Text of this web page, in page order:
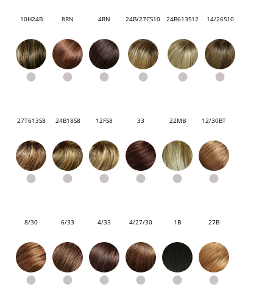
10H24B 8RN 4RN 24B/27CS10 24B613S12 14/26S10
27T613S8 24B18S8 12FS8 33 22MB 12/30BT
8/30 6/33 4/33 4/27/30 1B 27B